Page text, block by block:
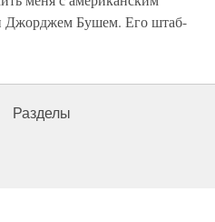
Джорджем Бушем. Его штаб-
Разделы